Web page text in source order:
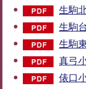
生駒
生駒
生駒
真弓
俵口